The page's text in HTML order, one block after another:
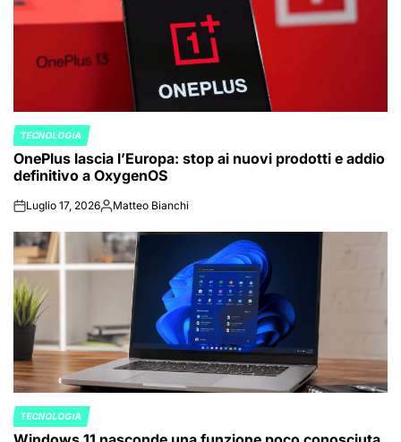
POSTED
IN
TECNOLOGIA
OnePlus lascia l’Europa: stop ai nuovi prodotti e addio
definitivo a OxygenOS
onLuglio 17, 2026Posted
Matteo Bianchi
POSTED
IN
TECNOLOGIA